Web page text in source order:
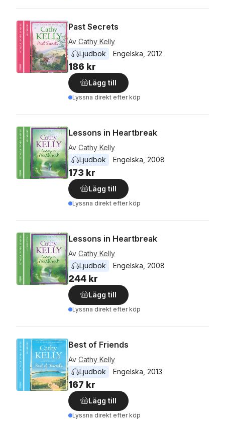
Past Secrets
Av Cathy Kelly
Ljudbok
Engelska 2012
186 kr
Lägg till
Lyssna direkt efter köp
Lessons in Heartbreak
Av Cathy Kelly
Ljudbok
Engelska 2008
173 kr
Lägg till
Lyssna direkt efter köp
Lessons in Heartbreak
Av Cathy Kelly
Ljudbok
Engelska 2008
244 kr
Lägg till
Lyssna direkt efter köp
Best of Friends
Av Cathy Kelly
Ljudbok
Engelska 2013
167 kr
Lägg till
Lyssna direkt efter köp